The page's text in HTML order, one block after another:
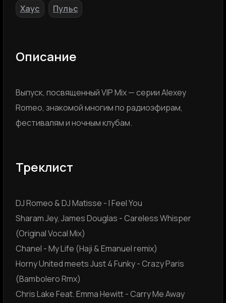
Хаус Пульс
Описание
Выпуск, посвященный VIP Mix — серии Alexey
Romeo, знакомой многим по радиоэфирам,
фестивалям и ночным клубам.
Треклист
DJ Romeo & DJ Matisse - I Feel You
Sharam Jey, James Douglas - Careless Whisper
(Original Vocal Mix)
Chanel - My Life (Haji & Emanuel remix)
Horny United meets Just 4 Funky - Crazy Paris
(Bambolero Rmx)
Chris Lake Feat. Emma Hewitt - Carry Me Away